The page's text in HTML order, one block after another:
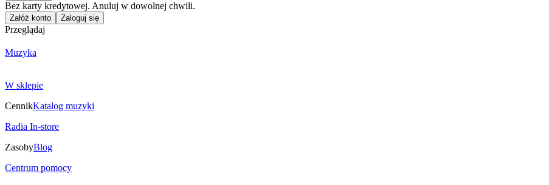
Bez karty kredytowej. Anuluj w dowolnej chwili.
Załóż konto Zaloguj się
Przeglądaj
Muzyka
W sklepie
CennikKatalog muzyki
Radia In-store
ZasobyBlog
Centrum pomocy